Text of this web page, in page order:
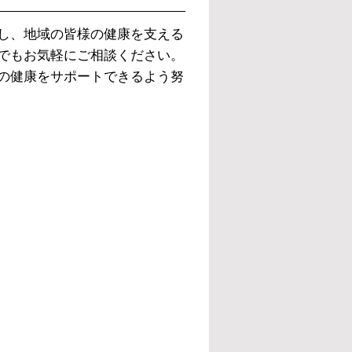
、地域の皆様の健康を支える
お気軽にご相談ください。
健康をサポートできるよう努